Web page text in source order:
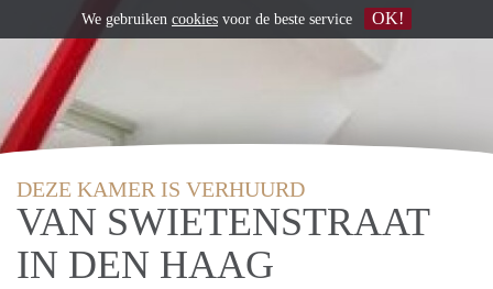
DEZE KAMER IS VERHUURD
VAN SWIETENSTRAAT
IN DEN HAAG
We gebruiken cookies voor de beste service OK!